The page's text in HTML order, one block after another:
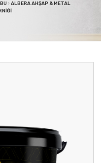
ALBERA AHŞAP & METAL